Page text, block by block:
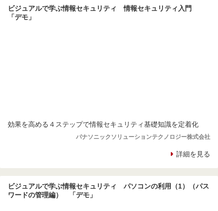
ビジュアルで学ぶ情報セキュリティ 情報セキュリティ入門
「デモ」
効果を高める４ステップで情報セキュリティ基礎知識を定着化
パナソニックソリューションテクノロジー株式会社
詳細を見る
ビジュアルで学ぶ情報セキュリティ パソコンの利用（1）（パス
ワードの管理編） 「デモ」